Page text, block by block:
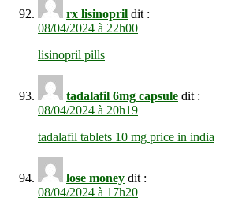
rx lisinopril dit :
08/04/2024 à 22h00
lisinopril pills
tadalafil 6mg capsule dit :
08/04/2024 à 20h19
tadalafil tablets 10 mg price in india
lose money dit :
08/04/2024 à 17h20